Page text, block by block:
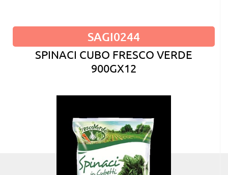
SAGI0244
SPINACI CUBO FRESCO VERDE
900GX12